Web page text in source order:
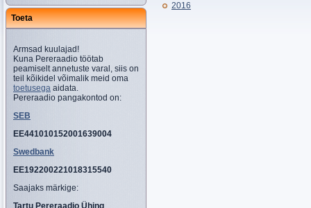
Toeta
Armsad kuulajad!
Kuna Pereraadio töötab
peamiselt annetuste varal, siis on
teil kõikidel võimalik meid oma
toetusega aidata.
Pereraadio pangakontod on:
SEB
EE441010152001639004
Swedbank
EE192200221018315540
Saajaks märkige:
Tartu Pereraadio Ühing
2016